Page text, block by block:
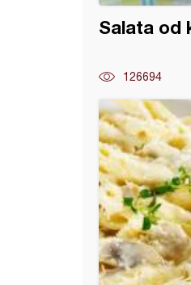
Salata od
126694